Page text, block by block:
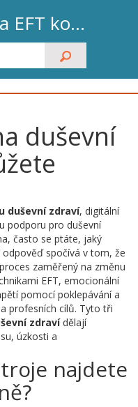
Psychoterapie a EFT koučink
duševní
duševní zdraví, digitální
podporu pro duševní
, často se ptáte, jaký
spočívá v tom, že
zaměřený na změnu
EFT, emocionální
pomocí poklepávánía
profesních cílů. Tyto tři
zdravídělají
úzkosti a
najdete